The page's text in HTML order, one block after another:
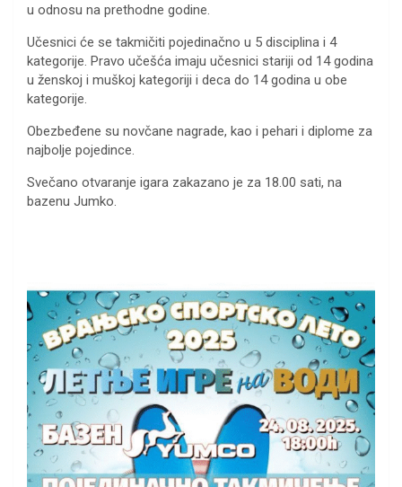
u odnosu na prethodne godine.
Učesnici će se takmičiti pojedinačno u 5 disciplina i 4
kategorije. Pravo učešća imaju učesnici stariji od 14 godina
u ženskoj i muškoj kategoriji i deca do 14 godina u obe
kategorije.
Obezbeđene su novčane nagrade, kao i pehari i diplome za
najbolje pojedince.
Svečano otvaranje igara zakazano je za 18.00 sati, na
bazenu Jumko.